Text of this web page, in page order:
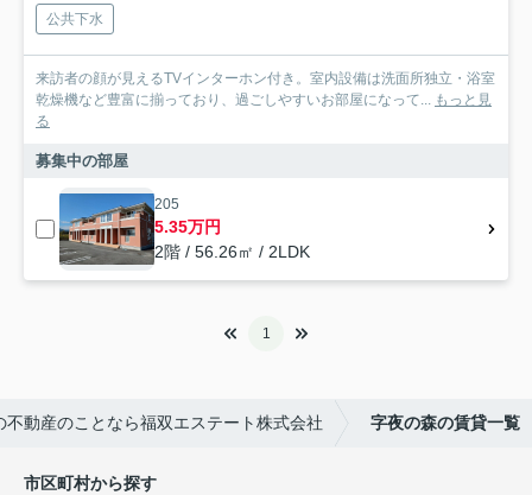
公共下水
来訪者の顔が見えるTVインターホン付き。室内設備は洗面所独立・浴室
乾燥機など豊富に揃っており、過ごしやすいお部屋になって... もっと見
る
募集中の部屋
205
5.35万円
2階 / 56.26㎡ / 2LDK
1
不動産のことなら福双エステート株式会社 字夜の森の賃貸一覧
市区町村から探す